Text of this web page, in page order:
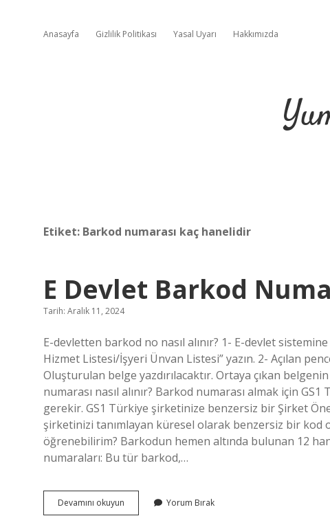
Anasayfa Gizlilik Politikası Yasal Uyarı Hakkımızda
Etiket: Barkod numarası kaç hanelidir
E Devlet Barkod
Tarih: Aralık 11, 2024
E-devletten barkod no nasıl alınır? 1- E-devlet
Hizmet Listesi/İşyeri Ünvan Listesi” yazın. 2- Açılan
Oluşturulan belge yazdırılacaktır. Ortaya çıkan
numarası nasıl alınır? Barkod numarası almak için
gerekir. GS1 Türkiye şirketinize benzersiz bir Şirket
şirketinizi tanımlayan küresel olarak benzersiz bir kod
öğrenebilirim? Barkodun hemen altında bulunan 12
numaraları: Bu tür barkod,…
Devamını okuyun
Devlet
Yorum Bırak